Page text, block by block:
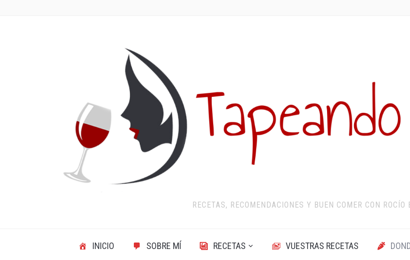
RECETAS, RECOMENDACIONES Y BUEN COMER CON ROCÍO
INICIO SOBRE MÍ RECETAS VUESTRAS RECETAS